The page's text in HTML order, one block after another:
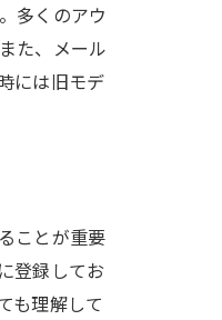
多くのアウ
た、メール
には旧モデ
ことが重要
登録してお
も理解して